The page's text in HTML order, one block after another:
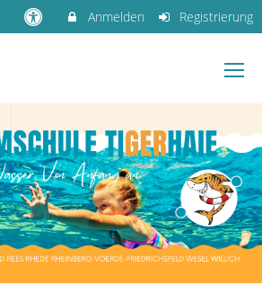
Anmelden Registrierung